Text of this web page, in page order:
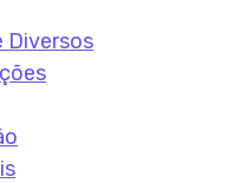
Diversos